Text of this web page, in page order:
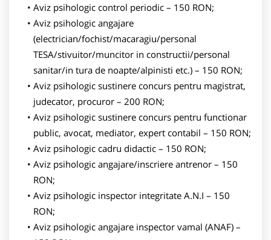
Aviz psihologic control periodic – 150 RON;
Aviz psihologic angajare
(electrician/fochist/macaragiu/personal
TESA/stivuitor/muncitor in constructii/personal
sanitar/in tura de noapte/alpinisti etc.) – 150 RON;
Aviz psihologic sustinere concurs pentru magistrat,
judecator, procuror – 200 RON;
Aviz psihologic sustinere concurs pentru functionar
public, avocat, mediator, expert contabil – 150 RON;
Aviz psihologic cadru didactic – 150 RON;
Aviz psihologic angajare/inscriere antrenor – 150
RON;
Aviz psihologic inspector integritate A.N.I – 150
RON;
Aviz psihologic angajare inspector vamal (ANAF) –